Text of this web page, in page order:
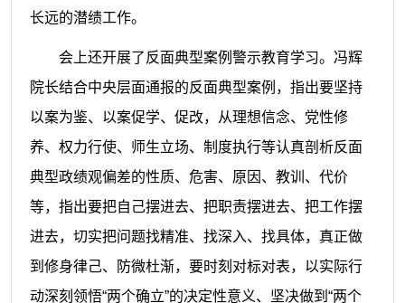
长远的潜绩工作。
会上还开展了反面典型案例警示教育学习。冯辉
院长结合中央层面通报的反面典型案例，指出要坚持
以案为鉴、以案促学、促改，从理想信念、党性修
养、权力行使、师生立场、制度执行等认真剖析反面
典型政绩观偏差的性质、危害、原因、教训、代价
等，指出要把自己摆进去、把职责摆进去、把工作摆
进去，切实把问题找精准、找深入、找具体，真正做
到修身律己、防微杜渐，要时刻对标对表，以实际行
动深刻领悟“两个确立”的决定性意义、坚决做到“两个